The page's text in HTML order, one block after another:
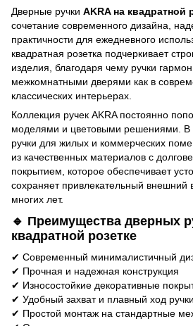
Дверные ручки AKRA на квадратной
сочетание современного дизайна,
практичности для ежедневного
квадратная розетка подчеркивает
изделия, благодаря чему ручки
межкомнатными дверями как в
классических интерьерах.
Коллекция ручек AKRA постоянно
моделями и цветовыми решениями. В
ручки для жилых и коммерческих
из качественных материалов с
покрытием, которое обеспечивает
сохраняет привлекательный внешний
многих лет.
🔹 Преимущества дверных
квадратной розетке
✔ Современный минималистичный
✔ Прочная и надежная конструкция
✔ Износостойкие декоративные
✔ Удобный захват и плавный ход ручки
✔ Простой монтаж на стандартные